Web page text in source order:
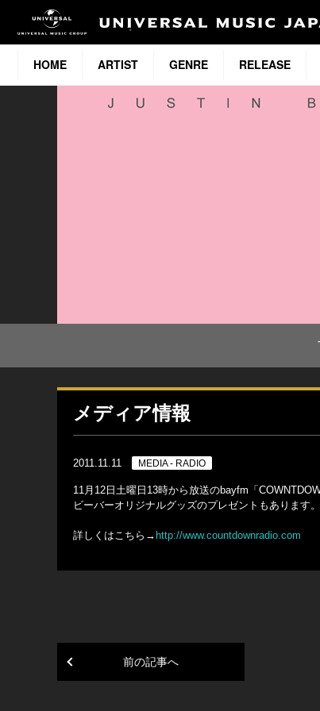
HOME ARTIST GENRE RELEASE
メディア情報
2011.11.11 MEDIA - RADIO
11月12日土曜日13時から放送のbayfm「
ビーバーオリジナルグッズのプレゼントもあります
詳しくはこちら→ http://www.countdownradio.com
前の記事へ